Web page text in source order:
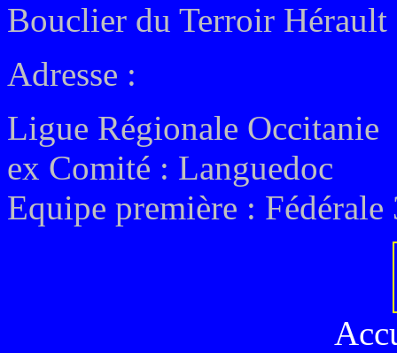
Bouclier du Terroir
Adresse :
Ligue Régionale Occitanie
ex Comité : Languedoc
Equipe première : Fédérale